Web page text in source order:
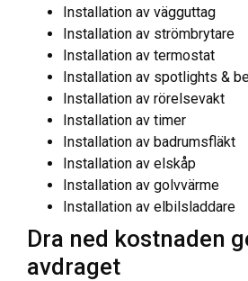
Installation av vägguttag
Installation av strömbrytare
Installation av termostat
Installation av spotlights &
Installation av rörelsevakt
Installation av timer
Installation av badrumsfläkt
Installation av elskåp
Installation av golvvärme
Installation av elbilsladdare
Dra ned kostnaden
avdraget